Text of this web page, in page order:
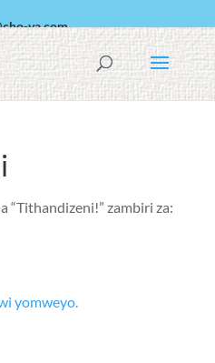
va.com
Español
“Tithandizeni!” zambiri za:
yomweyo.